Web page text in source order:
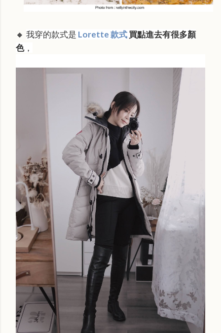
🔸 我穿的款式是 Lorette 款式買點進去有很多顏
色，